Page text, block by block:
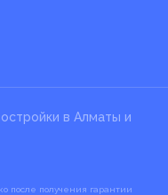
в Алматы и
после получения гарантии